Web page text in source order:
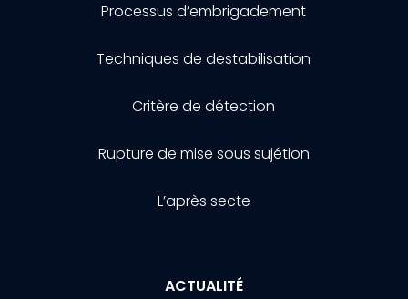
Processus d’embrigadement
Techniques de destabilisation
Critère de détection
Rupture de mise sous sujétion
L’après secte
ACTUALITÉ